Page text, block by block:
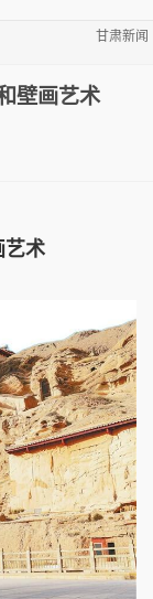
甘肃新闻
壁画艺术
艺术